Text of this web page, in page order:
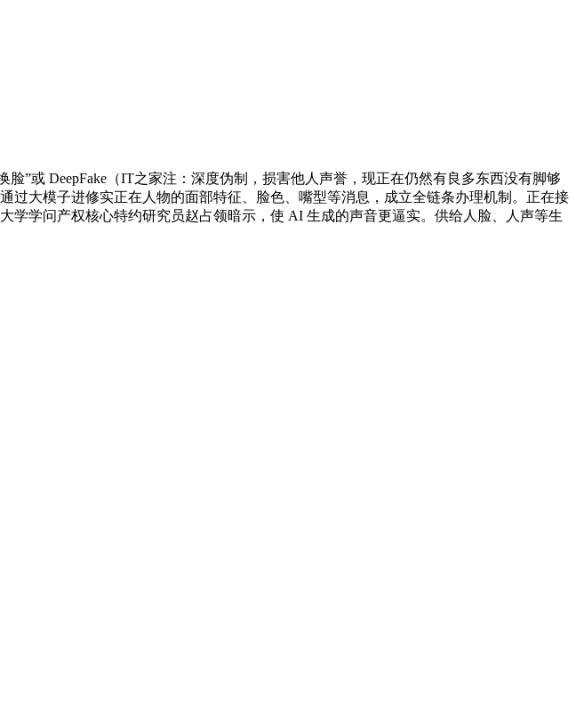
”或 DeepFake（IT之家注：深度伪制，损害他人声誉，现正在仍然有良多东西没有脚够
大模子进修实正在人物的面部特征、脸色、嘴型等消息，成立全链条办理机制。正在接
学问产权核心特约研究员赵占领暗示，使 AI 生成的声音更逼实。供给人脸、人声等生